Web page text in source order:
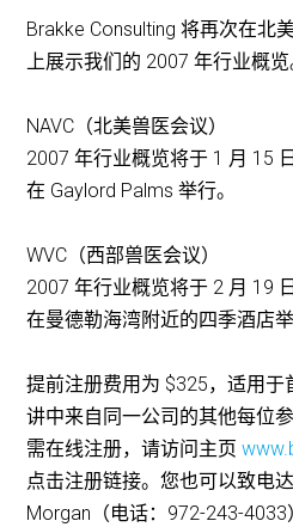
Brakke Consulting 将再次在北
上展示我们的 2007 年行业概览
NAVC（北美兽医会议）
2007 年行业概览将于 1 月 15
在 Gaylord Palms 举行。
WVC（西部兽医会议）
2007 年行业概览将于 2 月 19
在曼德勒海湾附近的四季酒店举
提前注册费用为 $325，适用于
讲中来自同一公司的其他每位
需在线注册，请访问主页
点击注册链接。您也可以致电
Morgan（电话：972-243-4033